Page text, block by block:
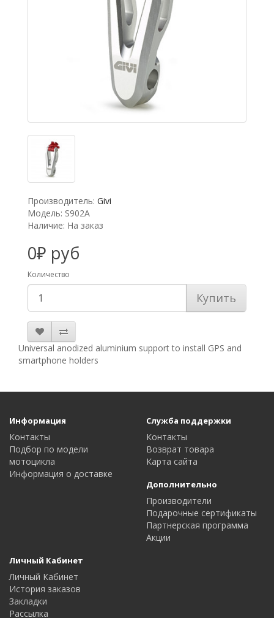
Производитель: Givi
Модель: S902A
Наличие: На заказ
0₽ руб
Количество
Купить
Universal anodized aluminium support to install GPS and
smartphone holders
Информация
Контакты
Подбор по модели
мотоцикла
Информация о доставке
Служба поддержки
Контакты
Возврат товара
Карта сайта
Дополнительно
Производители
Подарочные сертификаты
Партнерская программа
Акции
Личный Кабинет
Личный Кабинет
История заказов
Закладки
Рассылка